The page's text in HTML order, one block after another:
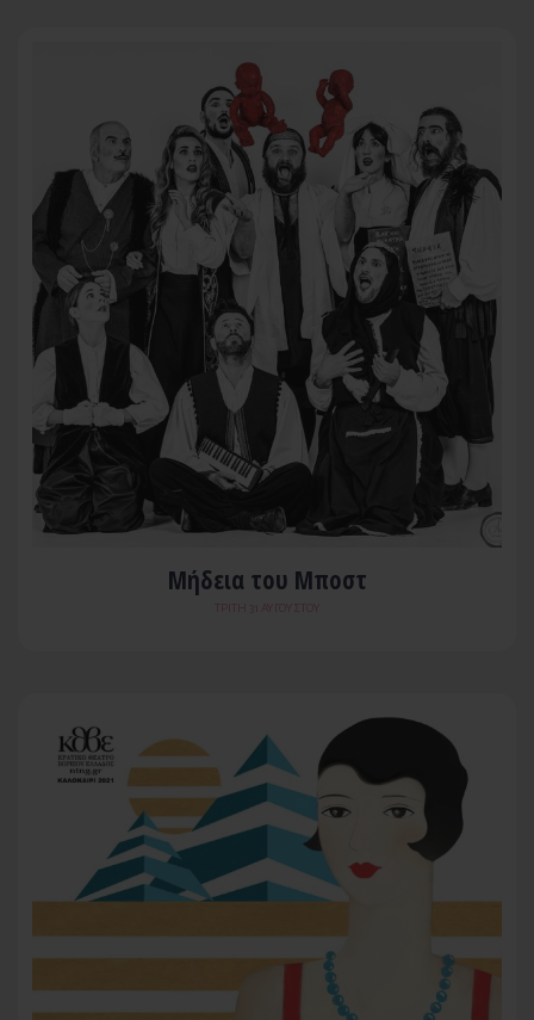
Μήδεια του Μποστ
ΤΡΊΤΗ 31 ΑΥΓΟΎΣΤΟΥ